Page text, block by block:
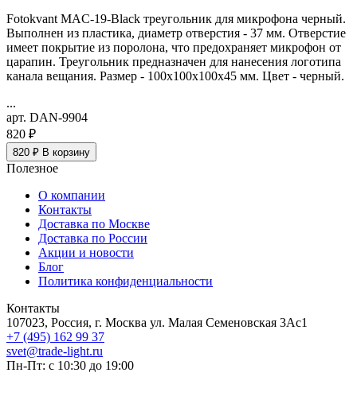
Fotokvant MAC-19-Black треугольник для микрофона черный.
Выполнен из пластика, диаметр отверстия - 37 мм. Отверстие
имеет покрытие из поролона, что предохраняет микрофон от
царапин. Треугольник предназначен для нанесения логотипа
канала вещания. Размер - 100x100x100х45 мм. Цвет - черный.
...
арт. DAN-9904
820 ₽
820 ₽ В корзину
Полезное
О компании
Контакты
Доставка по Москве
Доставка по России
Акции и новости
Блог
Политика конфиденциальности
Контакты
107023, Россия, г. Москва ул. Малая Семеновская 3Ас1
+7 (495) 162 99 37
svet@trade-light.ru
Пн-Пт: с 10:30 до 19:00